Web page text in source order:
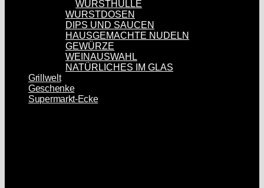
WURSTHÜLLE
WURSTDOSEN
DIPS UND SAUCEN
HAUSGEMACHTE NUDELN
GEWÜRZE
WEINAUSWAHL
NATÜRLICHES IM GLAS
Grillwelt
Geschenke
Supermarkt-Ecke